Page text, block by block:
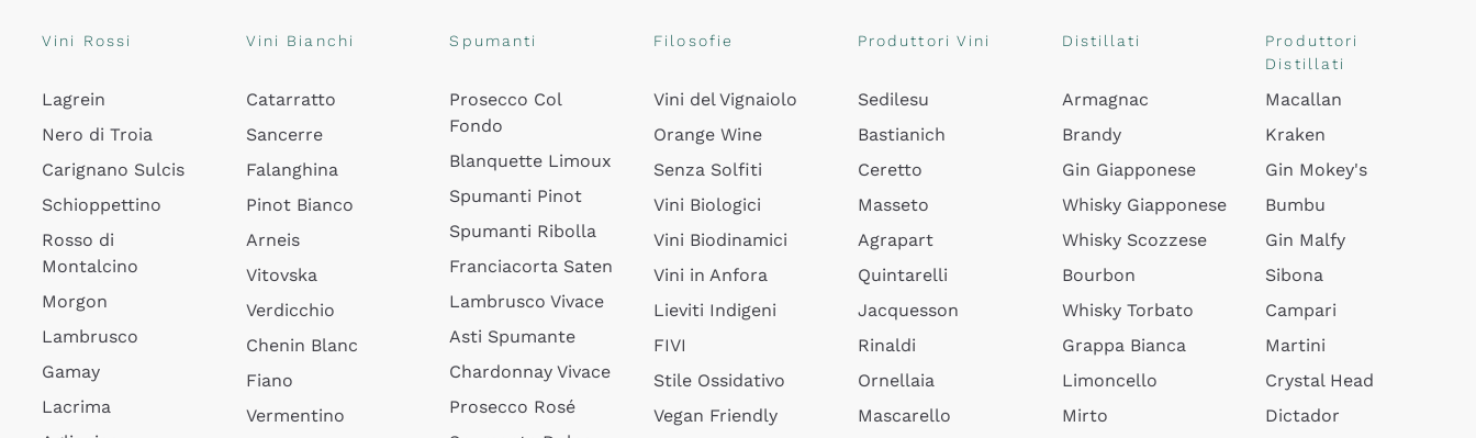
Vini Rossi
Lagrein
Nero di Troia
Carignano Sulcis
Schioppettino
Rosso di
Montalcino
Morgon
Lambrusco
Gamay
Lacrima
Vini Bianchi
Catarratto
Sancerre
Falanghina
Pinot Bianco
Arneis
Vitovska
Verdicchio
Chenin Blanc
Fiano
Vermentino
Spumanti
Prosecco Col
Fondo
Blanquette Limoux
Spumanti Pinot
Spumanti Ribolla
Franciacorta Saten
Lambrusco Vivace
Asti Spumante
Chardonnay Vivace
Prosecco Rosé
Filosofie
Vini del Vignaiolo
Orange Wine
Senza Solfiti
Vini Biologici
Vini Biodinamici
Vini in Anfora
Lieviti Indigeni
FIVI
Stile Ossidativo
Vegan Friendly
Produttori Vini
Sedilesu
Bastianich
Ceretto
Masseto
Agrapart
Quintarelli
Jacquesson
Rinaldi
Ornellaia
Mascarello
Distillati
Armagnac
Brandy
Gin Giapponese
Whisky Giapponese
Whisky Scozzese
Bourbon
Whisky Torbato
Grappa Bianca
Limoncello
Mirto
Produttori
Distillati
Macallan
Kraken
Gin Mokey's
Bumbu
Gin Malfy
Sibona
Campari
Martini
Crystal Head
Dictador